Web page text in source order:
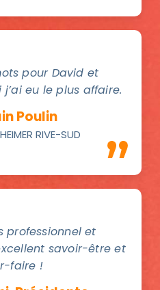
pour David et
eu le plus affaire.
Poulin
RIVE-SUD
professionnel et
savoir-être et
faire !